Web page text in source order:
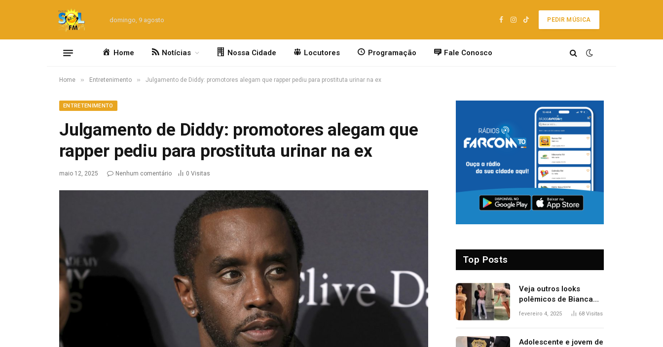
domingo, 9 agosto
Facebook
Instagram
TikTok
PEDIR MÚSICA
Home Notícias Nossa Cidade Locutores Programação Fale Conosco
Home » Entretenimento » Julgamento de Diddy: promotores alegam que rapper pediu para prostituta urinar na ex
ENTRETENIMENTO
Julgamento de Diddy: promotores alegam que
rapper pediu para prostituta urinar na ex
maio 12, 2025 Nenhum comentário 0 Visitas
Top Posts
Veja outros looks
polêmicos de Bianca
Censori, esposa de
Grammy 2025
fevereiro 4, 2025 68 Visitas
Adolescente e jovem de